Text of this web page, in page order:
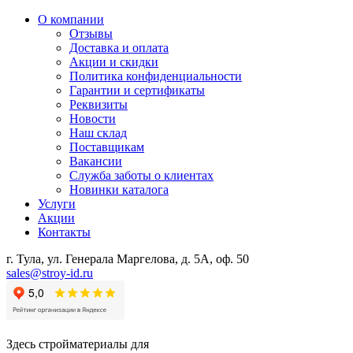
О компании
Отзывы
Доставка и оплата
Акции и скидки
Политика конфиденциальности
Гарантии и сертификаты
Реквизиты
Новости
Наш склад
Поставщикам
Вакансии
Служба заботы о клиентах
Новинки каталога
Услуги
Акции
Контакты
г. Тула, ул. Генерала Маргелова, д. 5А, оф. 50
sales@stroy-id.ru
Здесь стройматериалы для